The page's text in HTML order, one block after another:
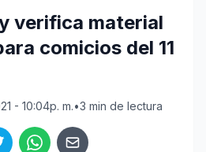
verifica material
comicios del 11
- 10:04p. m.•3 min de lectura